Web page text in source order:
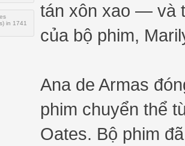
in 1741
tán xôn xao — và
của bộ phim,
Ana de Armas
phim chuyển thể
Oates. Bộ phim